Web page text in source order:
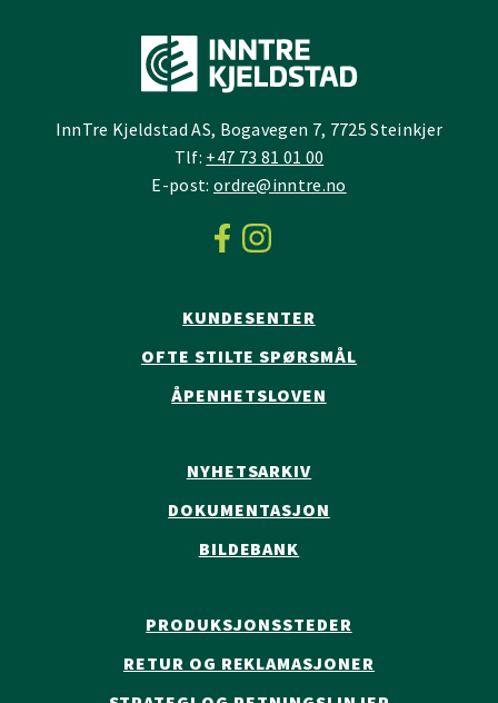
InnTre Kjeldstad AS, Bogavegen 7, 7725 Steinkjer
Tlf: +47 73 81 01 00
E-post: ordre@inntre.no
KUNDESENTER
OFTE STILTE SPØRSMÅL
ÅPENHETSLOVEN
NYHETSARKIV
DOKUMENTASJON
BILDEBANK
PRODUKSJONSSTEDER
RETUR OG REKLAMASJONER